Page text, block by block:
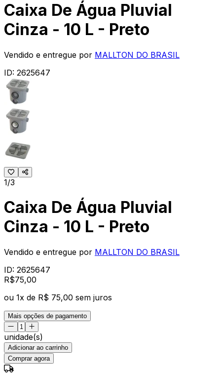
Caixa De Água Pluvial
Cinza - 10 L - Preto
Vendido e entregue por MALLTON DO BRASIL
ID: 2625647
1/3
Caixa De Água Pluvial
Cinza - 10 L - Preto
Vendido e entregue por MALLTON DO BRASIL
ID: 2625647
R$75,00
ou 1x de R$ 75,00 sem juros
Mais opções de pagamento
unidade(s)
Adicionar ao carrinho
Comprar agora